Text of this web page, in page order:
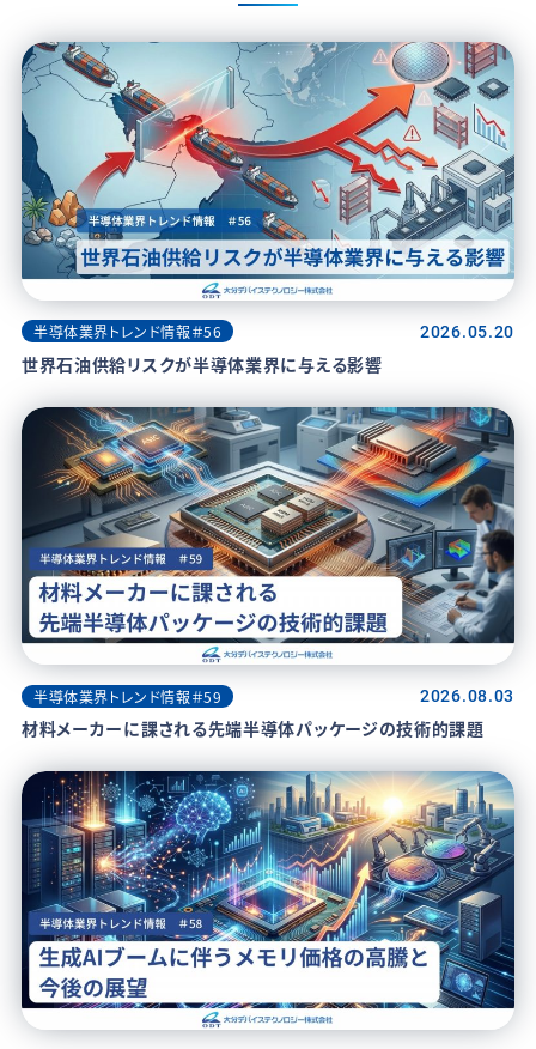
半導体業界トレンド情報＃56 2026.05.20
世界石油供給リスクが半導体業界に与える影響
半導体業界トレンド情報＃59 2026.08.03
材料メーカーに課される先端半導体パッケージの技術的課題